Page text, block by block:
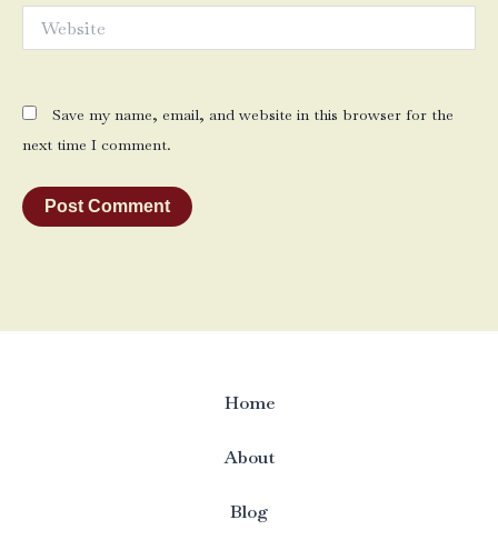
Save my name, email, and website in this browser for the
next time I comment.
Home
About
Blog